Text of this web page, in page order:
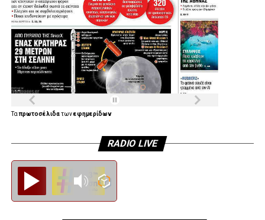
Ταπρωτοσέλιδατωνεφημερίδων
RADIO LIVE